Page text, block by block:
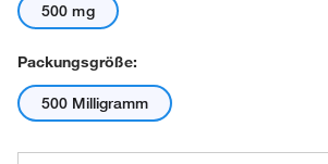
500 mg
Packungsgröße:
500 Milligramm